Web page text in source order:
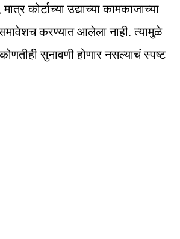
कोर्टाच्या उद्याच्या कामकाजाच्या
करण्यात आलेला नाही. त्यामुळे
सुनावणी होणार नसल्याचं स्पष्ट